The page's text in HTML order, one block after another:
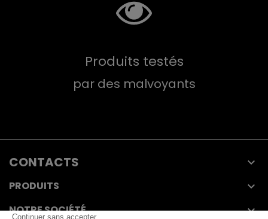
Produits testés
par des malvoyants
CONTACTS 
PRODUITS 
NOTRE SOCIÉTÉ 